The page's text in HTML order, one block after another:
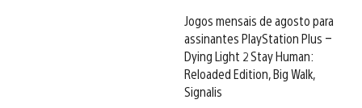
Jogos mensais de agosto para
assinantes PlayStation Plus –
Dying Light 2 Stay Human:
Reloaded Edition, Big Walk,
Signalis